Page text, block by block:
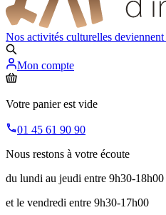
Nos activités culturelles deviennent
Mon compte
Votre panier est vide
01 45 61 90 90
Nous restons à votre écoute
du lundi au jeudi entre 9h30-18h00
et le vendredi entre 9h30-17h00